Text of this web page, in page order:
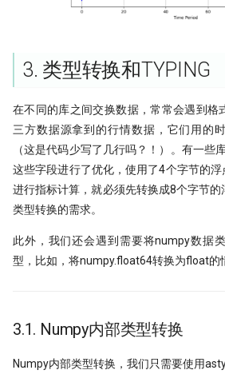
3. 类型转换和TYPING
在不同的库之间交换数据，常常会遇到格
三方数据源拿到的行情数据，它们用的
（这是代码少写了几行吗？！）。有一些
这些字段进行了优化，使用了4个字节的
进行指标计算，就必须先转换成8个字节的
类型转换的需求。
此外，我们还会遇到需要将numpy数据
型，比如，将numpy.float64转换为float的
3.1. Numpy内部类型转换
Numpy内部类型转换，我们只需要使用